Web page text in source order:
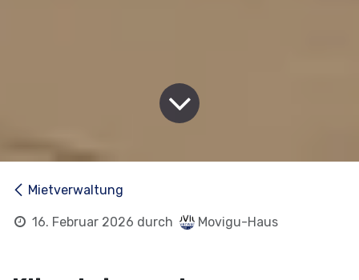
Mietverwaltung
16. Februar 2026 durch Movigu-Haus